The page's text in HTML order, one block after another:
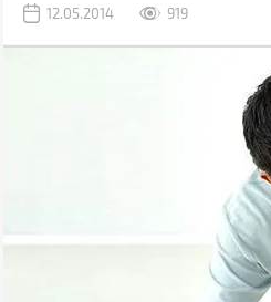
12.05.2014 919